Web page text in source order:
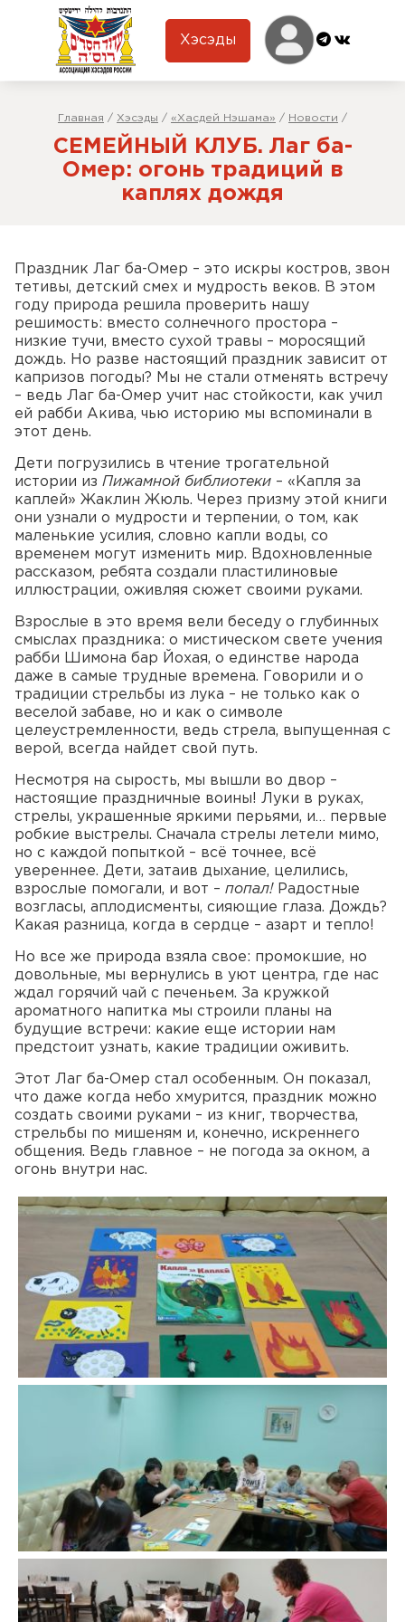
Хэсэды
Главная / Хэсэды / «Хасдей Нэшама» / Новости /
СЕМЕЙНЫЙ КЛУБ. Лаг ба-
Омер: огонь традиций в
каплях дождя
Праздник Лаг ба-Омер – это искры костров, звон
тетивы, детский смех и мудрость веков. В этом
году природа решила проверить нашу
решимость: вместо солнечного простора –
низкие тучи, вместо сухой травы – моросящий
дождь. Но разве настоящий праздник зависит от
капризов погоды? Мы не стали отменять встречу
– ведь Лаг ба-Омер учит нас стойкости, как учил
ей рабби Акива, чью историю мы вспоминали в
этот день.
Дети погрузились в чтение трогательной
истории из Пижамной библиотеки – «Капля за
каплей» Жаклин Жюль. Через призму этой книги
они узнали о мудрости и терпении, о том, как
маленькие усилия, словно капли воды, со
временем могут изменить мир. Вдохновленные
рассказом, ребята создали пластилиновые
иллюстрации, оживляя сюжет своими руками.
Взрослые в это время вели беседу о глубинных
смыслах праздника: о мистическом свете учения
рабби Шимона бар Йохая, о единстве народа
даже в самые трудные времена. Говорили и о
традиции стрельбы из лука – не только как о
веселой забаве, но и как о символе
целеустремленности, ведь стрела, выпущенная с
верой, всегда найдет свой путь.
Несмотря на сырость, мы вышли во двор –
настоящие праздничные воины! Луки в руках,
стрелы, украшенные яркими перьями, и… первые
робкие выстрелы. Сначала стрелы летели мимо,
но с каждой попыткой – всё точнее, всё
увереннее. Дети, затаив дыхание, целились,
взрослые помогали, и вот – попал! Радостные
возгласы, аплодисменты, сияющие глаза. Дождь?
Какая разница, когда в сердце – азарт и тепло!
Но все же природа взяла свое: промокшие, но
довольные, мы вернулись в уют центра, где нас
ждал горячий чай с печеньем. За кружкой
ароматного напитка мы строили планы на
будущие встречи: какие еще истории нам
предстоит узнать, какие традиции оживить.
Этот Лаг ба-Омер стал особенным. Он показал,
что даже когда небо хмурится, праздник можно
создать своими руками – из книг, творчества,
стрельбы по мишеням и, конечно, искреннего
общения. Ведь главное – не погода за окном, а
огонь внутри нас.